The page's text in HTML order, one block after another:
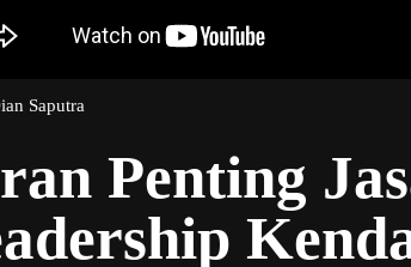
Saputra
Penting